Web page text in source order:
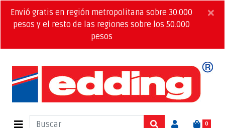
Envió gratis en región metropolitana sobre 30.000
pesos y el resto de las regiones sobre los 50.000
pesos
×
0